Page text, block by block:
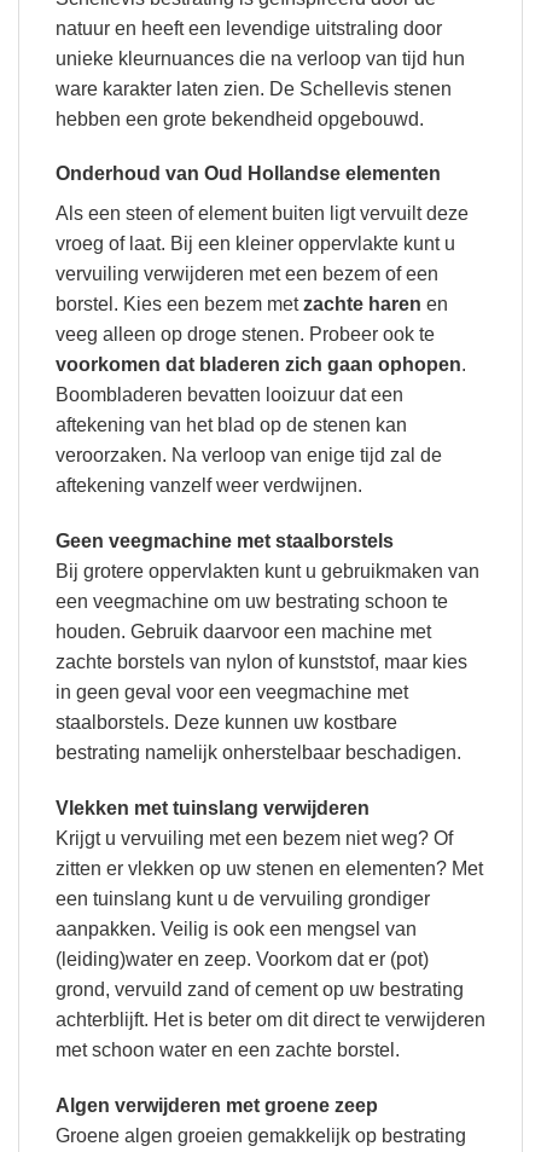
natuur en heeft een levendige uitstraling door
unieke kleurnuances die na verloop van tijd hun
ware karakter laten zien. De Schellevis stenen
hebben een grote bekendheid opgebouwd.
Onderhoud van Oud Hollandse elementen
Als een steen of element buiten ligt vervuilt deze
vroeg of laat. Bij een kleiner oppervlakte kunt u
vervuiling verwijderen met een bezem of een
borstel. Kies een bezem metzachte haren en
veeg alleen op droge stenen. Probeer ook te
voorkomen dat bladeren zich gaan ophopen.
Boombladeren bevatten looizuur dat een
aftekening van het blad op de stenen kan
veroorzaken. Na verloop van enige tijd zal de
aftekening vanzelf weer verdwijnen.
Geen veegmachine met staalborstels
Bij grotere oppervlakten kunt u gebruikmaken van
een veegmachine om uw bestrating schoon te
houden. Gebruik daarvoor een machine met
zachte borstels van nylon of kunststof, maar kies
in geen geval voor een veegmachine met
staalborstels. Deze kunnen uw kostbare
bestrating namelijk onherstelbaar beschadigen.
Vlekken met tuinslang verwijderen
Krijgt u vervuiling met een bezem niet weg? Of
zitten er vlekken op uw stenen en elementen? Met
een tuinslang kunt u de vervuiling grondiger
aanpakken. Veilig is ook een mengsel van
(leiding)water en zeep. Voorkom dat er (pot)
grond, vervuild zand of cement op uw bestrating
achterblijft. Het is beter om dit direct te verwijderen
met schoon water en een zachte borstel.
Algen verwijderen met groene zeep
Groene algen groeien gemakkelijk op bestrating